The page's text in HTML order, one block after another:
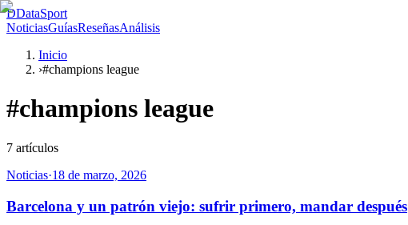
DDataSport
NoticiasGuíasReseñasAnálisis
Inicio
›#champions league
#champions league
7 artículos
Noticias·18 de marzo, 2026
Barcelona y un patrón viejo: sufrir primero, mandar después